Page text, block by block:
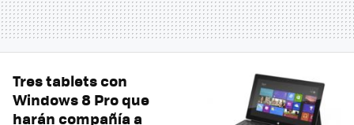
Tres tablets con
Windows 8 Pro que
harán compañía a